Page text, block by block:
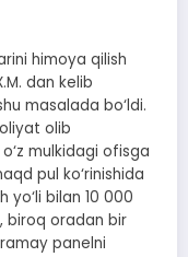
himoya qilish
dan kelib
masalada bo‘ldi.
olib
mulkidagi ofisga
pul ko‘rinishida
yo‘li bilan 10 000
biroq oradan bir
panelni